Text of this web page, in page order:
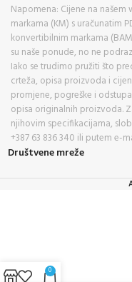
Napomena: Cijene na
markama (KM) s uračunatim
konvertibilnim markama
su naše ponude, no ne
Iako se trudimo pružiti što
crteža, opisa proizvoda i
promjene, pogreške i
opisa originalnih proizvoda.
njihovim specifikacijama,
+387 63 836 340 ili putem e-
Društvene mreže
0